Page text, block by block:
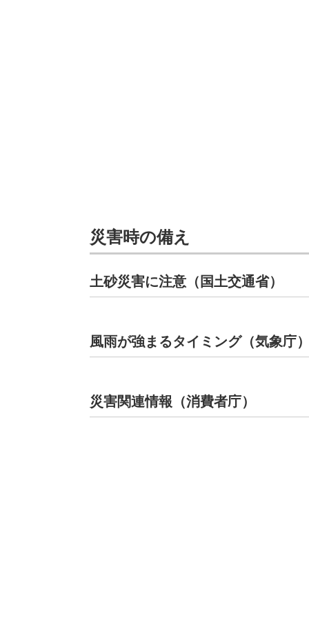
災害時の備え
土砂災害に注意（国土交通省）
風雨が強まるタイミング（気象庁）
災害関連情報（消費者庁）